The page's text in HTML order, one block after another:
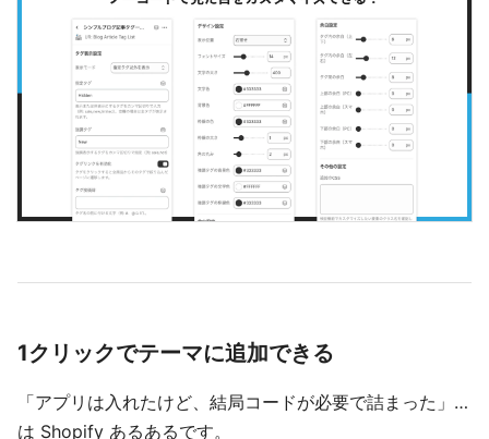
1クリックでテーマに追加できる
「アプリは入れたけど、結局コードが必要で詰まった」…
は Shopify あるあるです。